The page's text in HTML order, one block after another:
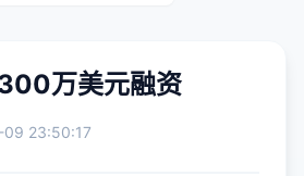
万美元融资
09 23:50:17